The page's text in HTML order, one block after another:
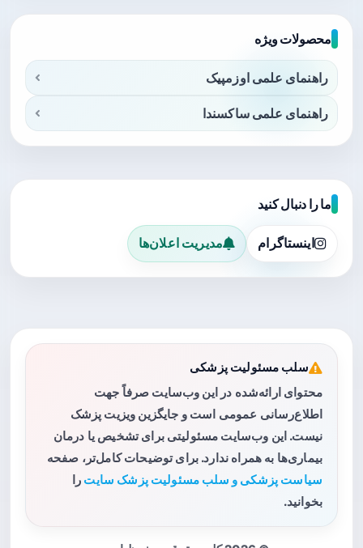
محصولات ویژه
راهنمای علمی اوزمپیک
راهنمای علمی ساکسندا
ما را دنبال کنید
اینستاگرام مدیریت اعلان‌ها
سلب مسئولیت پزشکی
محتوای ارائه‌شده در این وب‌سایت صرفاً جهت
اطلاع‌رسانی عمومی است و جایگزین ویزیت پزشک
نیست. این وب‌سایت مسئولیتی برای تشخیص یا درمان
بیماری‌ها به همراه ندارد. برای توضیحات کامل‌تر، صفحه
سیاست پزشکی و سلب مسئولیت پزشک سایت را
بخوانید.